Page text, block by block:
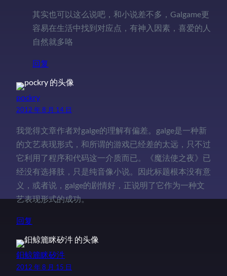
其实也可以这么说吧，和小说差不多，Galgame更
容易在生活中找到对应点，有神入因素，喜爱的人
自然就多咯
回复
pockry
2012 年 8 月 14 日
我觉得文章作者对galge的理解有偏差。galge是一种新
的文艺表现形式，和所谓的游戏已经差的太远，只不过
它利用了程序和代码这一介质而已。《魔法使之夜》已
经没有选择肢，只是纯音像小说。因此标题根本没有意
义，或者说，galge的剧情好，正说明了它作为一种文
艺表现形式的成功。
回复
鈤鲸簏眯矽汼
2012 年 8 月 15 日